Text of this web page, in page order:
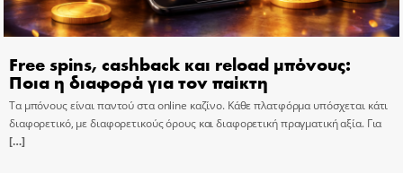
Free spins, cashback και reload μπόνους:
Ποια η διαφορά για τον παίκτη
Τα μπόνους είναι παντού στα online καζίνο. Κάθε πλατφόρμα υπόσχεται κάτι
διαφορετικό, με διαφορετικούς όρους και διαφορετική πραγματική αξία. Για
[…]